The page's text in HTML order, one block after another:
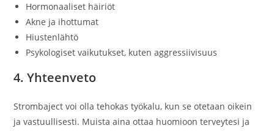
Hormonaaliset häiriöt
Akne ja ihottumat
Hiustenlähtö
Psykologiset vaikutukset, kuten aggressiivisuus
4. Yhteenveto
Strombaject voi olla tehokas työkalu, kun se otetaan oikein
ja vastuullisesti. Muista aina ottaa huomioon terveytesi ja